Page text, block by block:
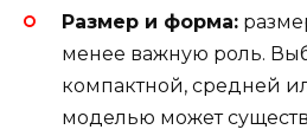
Размер и форма:
менее важную роль.
компактной, средней
моделью может